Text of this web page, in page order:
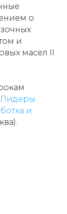
о
и
масел II
Лидеры
и